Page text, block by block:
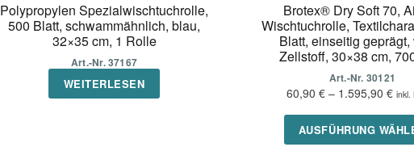
Polypropylen Spezialwischtuchrolle,
500 Blatt, schwammähnlich, blau,
32×35 cm, 1 Rolle
Art.-Nr. 37167
WEITERLESEN
Brotex® Dry Soft 70,
Wischtuchrolle,
Blatt, einseitig
Zellstoff, 30×38 cm,
Art.-Nr. 30121
60,90€ – 1.595,90€ inkl.
AUSFÜHRUNG